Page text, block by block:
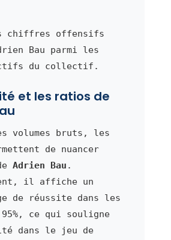
chiffres offensifs
Bau parmi les
du collectif.
et les ratios de
volumes bruts, les
de nuancer
Adrien Bau .
il affiche un
de réussite dans les
95%, ce qui souligne
dans le jeu de